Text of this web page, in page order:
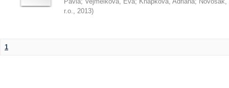
r.o., 2013)
1